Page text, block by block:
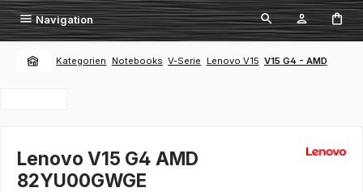
Navigation
Kategorien Notebooks V-Serie Lenovo V15 V15 G4 - AMD
Lenovo V15 G4 AMD
82YU00GWGE